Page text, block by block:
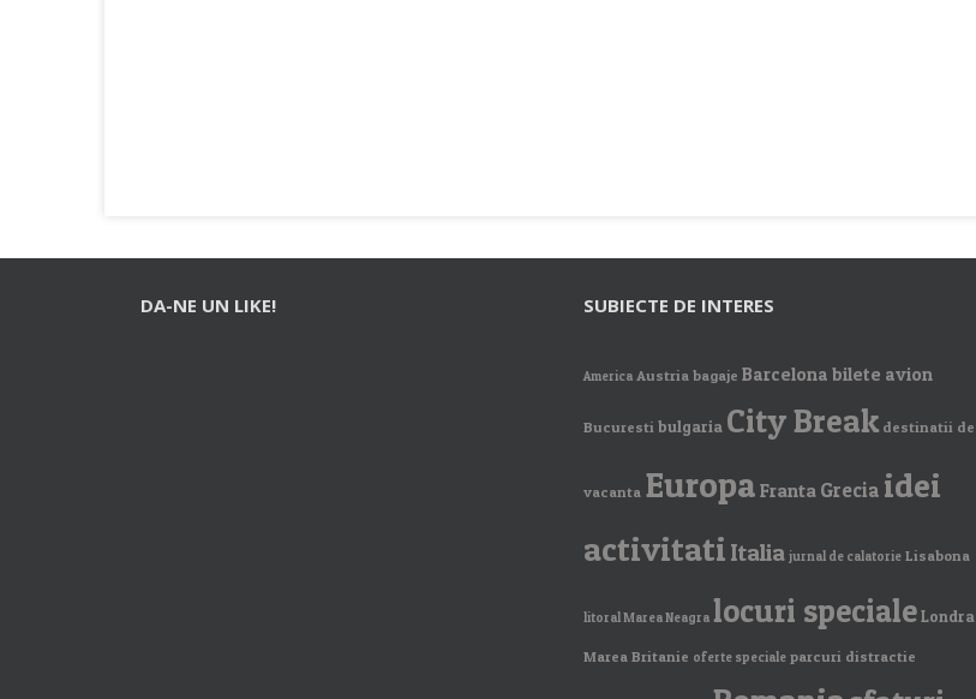
DA-NE UN LIKE! SUBIECTE DE INTERES
America Austria bagaje Barcelona bilete avion
Bucuresti bulgaria City Break destinatii de
vacanta Europa Franta Grecia idei
activitati Italia jurnal de calatorie Lisabona
litoral Marea Neagra locuri specialeLondra
Marea Britanie oferte speciale parcuri distractie